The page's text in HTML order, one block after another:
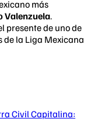
más
Valenzuela.
presente de uno de
de la Liga Mexicana
Civil Capitalina: